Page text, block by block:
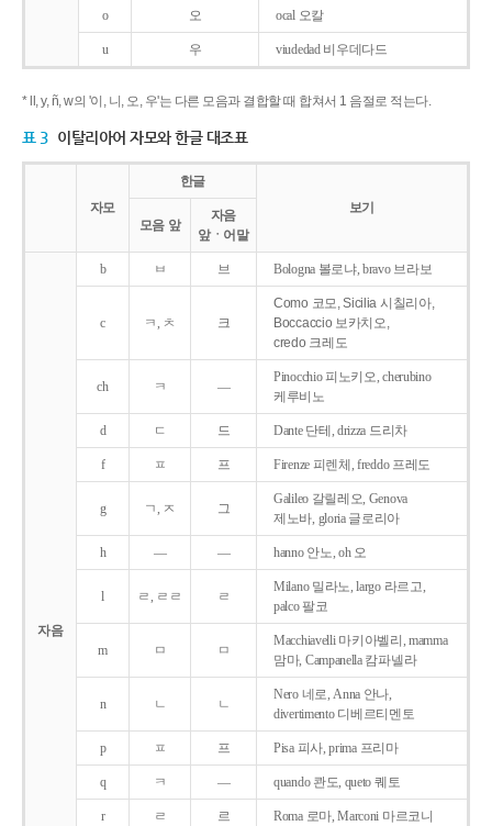
o 오 ocal 오칼
u 우 viudedad 비우데다드
* ll, y, ñ, w의 '이, 니, 오, 우'는 다른 모음과 결합할 때 합쳐서 1 음절로 적는다.
표 3 이탈리아어 자모와 한글 대조표
자모
한글
보기
모음 앞
자음
앞ㆍ어말
자음
b ㅂ 브 Bologna 볼로냐, bravo 브라보
c ㅋ, ㅊ 크
Como 코모, Sicilia 시칠리아,
Boccaccio 보카치오,
credo 크레도
ch ㅋ ―
Pinocchio 피노키오, cherubino
케루비노
d ㄷ 드 Dante 단테, drizza 드리차
f ㅍ 프 Firenze 피렌체, freddo 프레도
g ㄱ, ㅈ 그
Galileo 갈릴레오, Genova
제노바, gloria 글로리아
h ― ― hanno 안노, oh 오
l ㄹ, ㄹㄹ ㄹ
Milano 밀라노, largo 라르고,
palco 팔코
m ㅁ ㅁ
Macchiavelli 마키아벨리, mamma
맘마, Campanella 캄파넬라
n ㄴ ㄴ
Nero 네로, Anna 안나,
divertimento 디베르티멘토
p ㅍ 프 Pisa 피사, prima 프리마
q ㅋ ― quando 콴도, queto 퀘토
r ㄹ 르 Roma 로마, Marconi 마르코니